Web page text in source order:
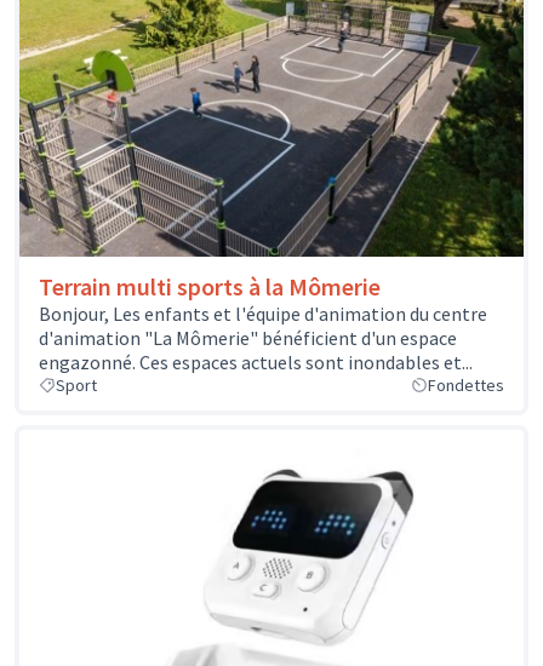
Terrain multi sports à la Mômerie
Bonjour, Les enfants et l'équipe d'animation du centre
d'animation "La Mômerie" bénéficient d'un espace
engazonné. Ces espaces actuels sont inondables et...
Sport Fondettes